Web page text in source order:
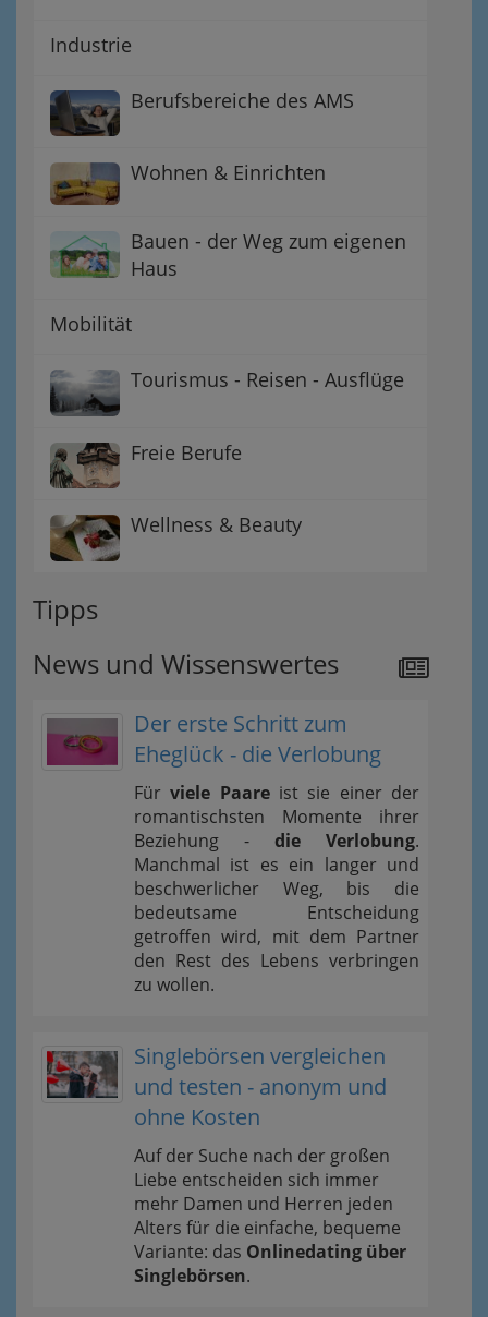
Industrie
Berufsbereiche des AMS
Wohnen & Einrichten
Bauen - der Weg zum eigenen
Haus
Mobilität
Tourismus - Reisen - Ausflüge
Freie Berufe
Wellness & Beauty
Tipps
News und Wissenswertes
Der erste Schritt zum
Eheglück - die Verlobung
Fürviele Paareist sie einer der
romantischsten Momente ihrer
Beziehung - die Verlobung.
Manchmal ist es ein langer und
beschwerlicher Weg, bis die
bedeutsame Entscheidung
getroffen wird, mit dem Partner
den Rest des Lebens verbringen
zu wollen.
Singlebörsen vergleichen
und testen - anonym und
ohne Kosten
Auf der Suche nach der großen
Liebe entscheiden sich immer
mehr Damen und Herren jeden
Alters für die einfache, bequeme
Variante: das Onlinedating über
Singlebörsen.